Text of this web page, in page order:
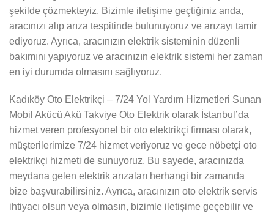
şekilde çözmekteyiz. Bizimle iletişime geçtiğiniz anda,
aracınızı alıp arıza tespitinde bulunuyoruz ve arızayı tamir
ediyoruz. Ayrıca, aracınızın elektrik sisteminin düzenli
bakımını yapıyoruz ve aracınızın elektrik sistemi her zaman
en iyi durumda olmasını sağlıyoruz.
Kadıköy Oto Elektrikçi – 7/24 Yol Yardım Hizmetleri Sunan
Mobil Akücü Akü Takviye Oto Elektrik olarak İstanbul’da
hizmet veren profesyonel bir oto elektrikçi firması olarak,
müşterilerimize 7/24 hizmet veriyoruz ve gece nöbetçi oto
elektrikçi hizmeti de sunuyoruz. Bu sayede, aracınızda
meydana gelen elektrik arızaları herhangi bir zamanda
bize başvurabilirsiniz. Ayrıca, aracınızın oto elektrik servis
ihtiyacı olsun veya olmasın, bizimle iletişime geçebilir ve